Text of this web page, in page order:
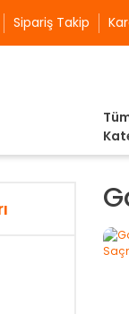
Sipariş Takip